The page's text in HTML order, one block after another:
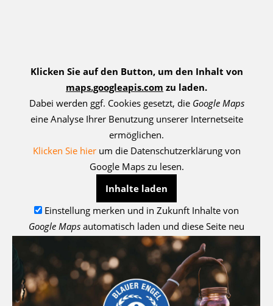
Klicken Sie auf den Button, um den Inhalt von
maps.googleapis.com zu laden.
Dabei werden ggf. Cookies gesetzt, die Google Maps
eine Analyse Ihrer Benutzung unserer Internetseite
ermöglichen.
Klicken Sie hierum die Datenschutzerklärung von
Google Maps zu lesen.
Inhalte laden
Einstellung merken und in Zukunft Inhalte von
Google Maps automatisch laden und diese Seite neu
laden.
Die Seite versucht ein externes Script zu
laden.
Dies funktioniert eventuell nur, wenn Sie
automatisches Laden zulassen und diese Seite